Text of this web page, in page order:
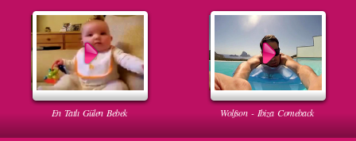
En Tatlı Gülen Bebek Wolfson - Ibiza Comeback